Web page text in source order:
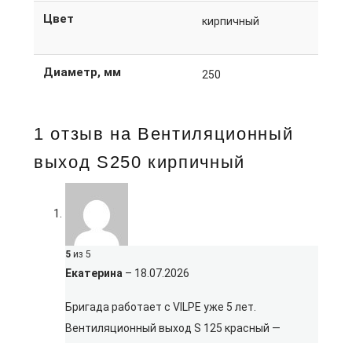
Цвет кирпичный
Диаметр, мм 250
1 отзыв на Вентиляционный
выход S250 кирпичный
5 из 5
Екатерина – 18.07.2026
Бригада работает с VILPE уже 5 лет.
Вентиляционный выход S 125 красный —